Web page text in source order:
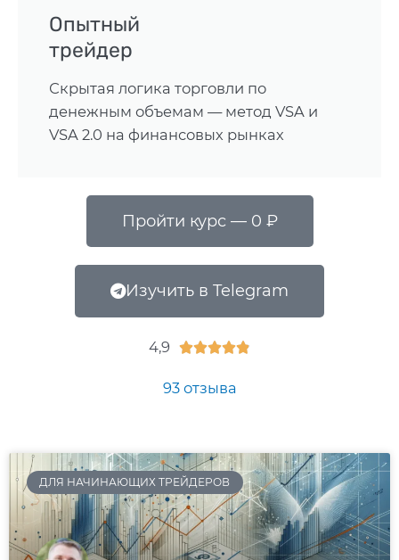
Опытный
трейдер
Скрытая логика торговли по
денежным объемам — метод VSA и
VSA 2.0 на финансовых рынках
Пройти курс — 0 ₽
Изучить в Telegram
4,9 
93 отзыва
ДЛЯ НАЧИНАЮЩИХ ТРЕЙДЕРОВ